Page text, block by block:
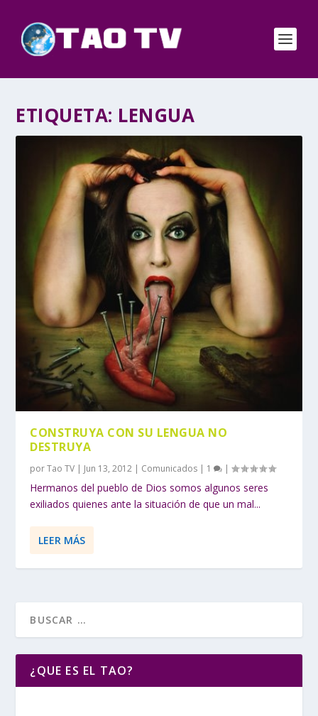
ETIQUETA: LENGUA
CONSTRUYA CON SU LENGUA NO
DESTRUYA
porTao TV | Jun 13, 2012 | Comunicados | 1 |
Hermanos del pueblo de Dios somos algunos seres
exiliados quienes ante la situación de que un mal...
LEER MÁS
¿QUE ES EL TAO?